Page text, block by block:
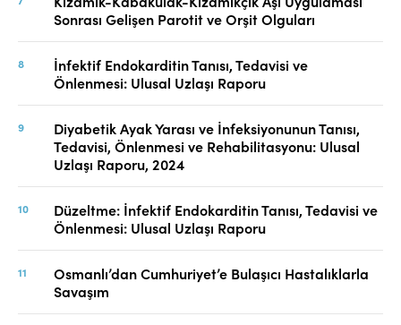
Sonrası Gelişen Parotit ve Orşit Olguları
İnfektif Endokarditin Tanısı, Tedavisi ve
Önlenmesi: Ulusal Uzlaşı Raporu
Diyabetik Ayak Yarası ve İnfeksiyonunun Tanısı,
Tedavisi, Önlenmesi ve Rehabilitasyonu: Ulusal
Uzlaşı Raporu, 2024
Düzeltme: İnfektif Endokarditin Tanısı, Tedavisi ve
Önlenmesi: Ulusal Uzlaşı Raporu
Osmanlı’dan Cumhuriyet’e Bulaşıcı Hastalıklarla
Savaşım